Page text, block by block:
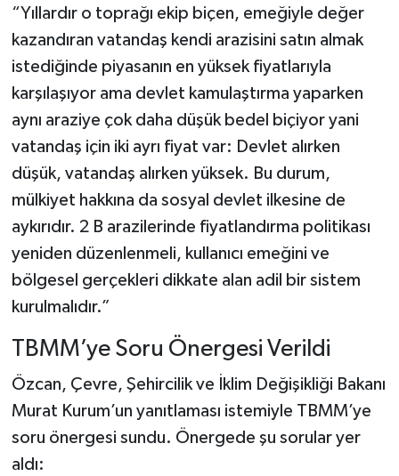
“Yıllardır o toprağı ekip biçen, emeğiyle değer
kazandıran vatandaş kendi arazisini satın almak
istediğinde piyasanın en yüksek fiyatlarıyla
karşılaşıyor ama devlet kamulaştırma yaparken
aynı araziye çok daha düşük bedel biçiyor yani
vatandaş için iki ayrı fiyat var: Devlet alırken
düşük, vatandaş alırken yüksek. Bu durum,
mülkiyet hakkına da sosyal devlet ilkesine de
aykırıdır. 2 B arazilerinde fiyatlandırma politikası
yeniden düzenlenmeli, kullanıcı emeğini ve
bölgesel gerçekleri dikkate alan adil bir sistem
kurulmalıdır.”
TBMM’ye Soru Önergesi Verildi
Özcan, Çevre, Şehircilik ve İklim Değişikliği Bakanı
Murat Kurum’un yanıtlaması istemiyle TBMM’ye
soru önergesi sundu. Önergede şu sorular yer
aldı: